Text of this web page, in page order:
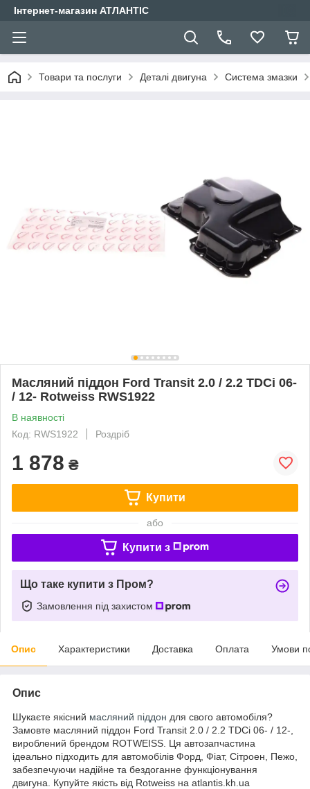
Інтернет-магазин АТЛАНТІС
Товари та послуги Деталі двигуна Система змазки
Масляний піддон Ford Transit 2.0 / 2.2 TDCi 06-
/ 12- Rotweiss RWS1922
В наявності
Код: RWS1922
Роздріб
1 878 ₴
Купити
або
Купити з
Що таке купити з Пром?
Замовлення під захистом
Опис Характеристики Доставка Оплата Умови
Опис
Шукаєте якісний масляний піддон для свого автомобіля?
Замовте масляний піддон Ford Transit 2.0 / 2.2 TDCi 06- / 12-,
вироблений брендом ROTWEISS. Ця автозапчастина
ідеально підходить для автомобілів Форд, Фіат, Сітроен, Пежо,
забезпечуючи надійне та бездоганне функціонування
двигуна. Купуйте якість від Rotweiss на atlantis.kh.ua